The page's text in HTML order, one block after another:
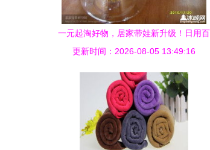
一元起淘好物，居家带娃新升级！日用百
货与小家电超值精选
更新时间：2026-08-05 13:49:16